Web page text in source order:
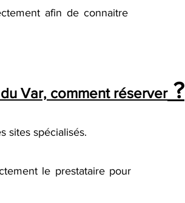
afin de connaitre
sites spécialisés.
le prestataire pour
Var, comment réserver?